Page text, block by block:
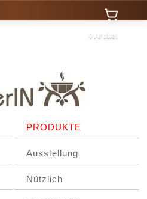
0 Artikel
PRODUKTE
Ausstellung
Nützlich